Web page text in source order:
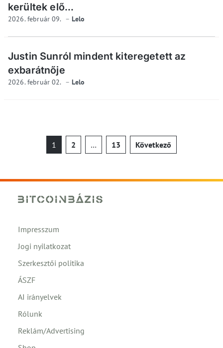
kerültek elő...
2026. február 09. Lelo
Justin Sunról mindent kiteregetett az
exbarátnője
2026. február 02. Lelo
Bejegyzések
lapozása
1 2 … 13 Következő
Impresszum
Jogi nyilatkozat
Szerkesztői politika
ÁSZF
AI irányelvek
Rólunk
Reklám/Advertising